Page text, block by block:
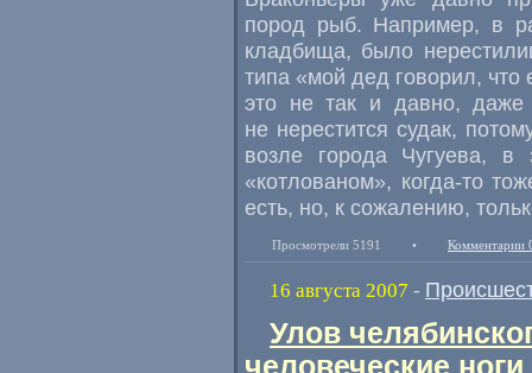
пород рыб. Например, в
кладбища, было
типа «мой дед говорил,
это не так и давно,
не нерестится судак,
возле города Чугуева, в
«котлованом», когда-то
есть, но, к сожалению,
Просмотрели 5191 • Комментарии
16 августа 2007 -
Улов
человеческие